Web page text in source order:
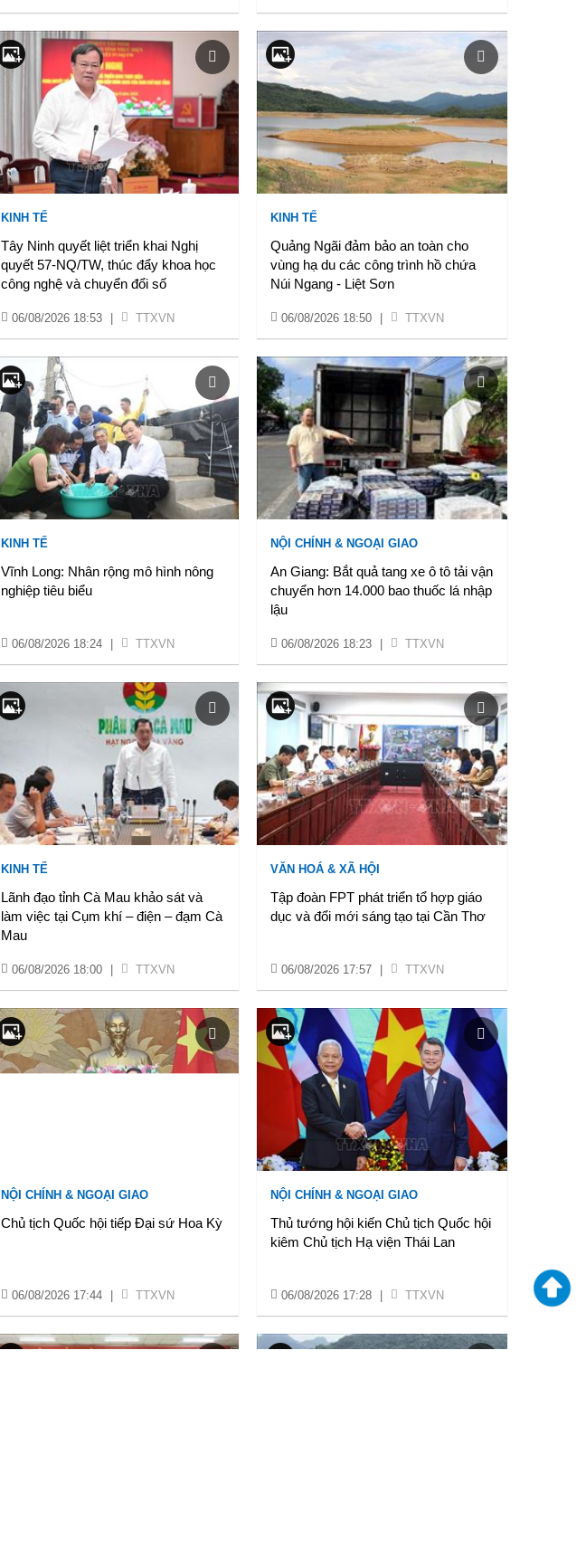
KINH TẾ
Tây Ninh quyết liệt triển khai Nghị
quyết 57-NQ/TW, thúc đẩy khoa học
công nghệ và chuyển đổi số
06/08/2026 18:53 TTXVN
KINH TẾ
Quảng Ngãi đảm bảo an toàn cho
vùng hạ du các công trình hồ chứa
Núi Ngang - Liệt Sơn
06/08/2026 18:50 TTXVN
KINH TẾ
Vĩnh Long: Nhân rộng mô hình nông
nghiệp tiêu biểu
06/08/2026 18:24 TTXVN
NỘI CHÍNH & NGOẠI GIAO
An Giang: Bắt quả tang xe ô tô tải vận
chuyển hơn 14.000 bao thuốc lá nhập
lậu
06/08/2026 18:23 TTXVN
KINH TẾ
Lãnh đạo tỉnh Cà Mau khảo sát và
làm việc tại Cụm khí – điện – đạm Cà
Mau
06/08/2026 18:00 TTXVN
VĂN HOÁ & XÃ HỘI
Tập đoàn FPT phát triển tổ hợp giáo
dục và đổi mới sáng tạo tại Cần Thơ
06/08/2026 17:57 TTXVN
NỘI CHÍNH & NGOẠI GIAO
Chủ tịch Quốc hội tiếp Đại sứ Hoa Kỳ
06/08/2026 17:44 TTXVN
NỘI CHÍNH & NGOẠI GIAO
Thủ tướng hội kiến Chủ tịch Quốc hội
kiêm Chủ tịch Hạ viện Thái Lan
06/08/2026 17:28 TTXVN